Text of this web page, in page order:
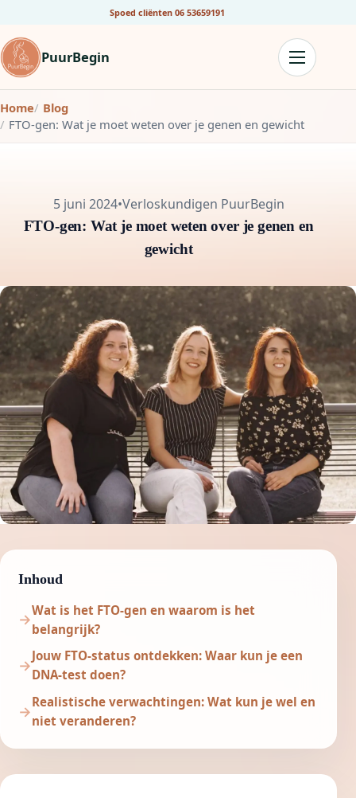
Spoed cliënten 06 53659191
PuurBegin
Home
Blog
FTO-gen: Wat je moet weten over je genen en gewicht
5 juni 2024•Verloskundigen PuurBegin
FTO-gen: Wat je moet weten over je genen en
gewicht
Inhoud
Wat is het FTO-gen en waarom is het
belangrijk?
Jouw FTO-status ontdekken: Waar kun je een
DNA-test doen?
Realistische verwachtingen: Wat kun je wel en
niet veranderen?